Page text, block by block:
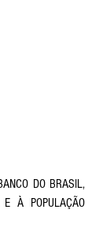
DO BRASIL,
E À POPULAÇÃO